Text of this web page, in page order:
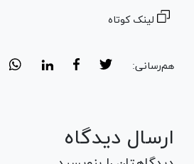
لینک کوتاه
هم‌رسانی:
ارسال دیدگاه